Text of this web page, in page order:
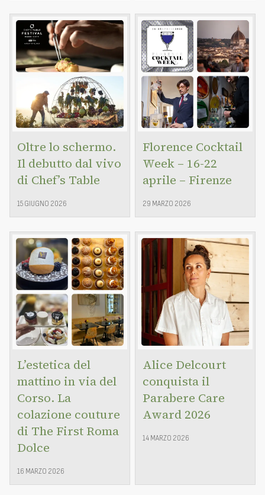
Oltre lo schermo.
Il debutto dal vivo
di Chef’s Table
15 GIUGNO 2026
Florence Cocktail
Week – 16-22
aprile – Firenze
29 MARZO 2026
L’estetica del
mattino in via del
Corso. La
colazione couture
di The First Roma
Dolce
16 MARZO 2026
Alice Delcourt
conquista il
Parabere Care
Award 2026
14 MARZO 2026